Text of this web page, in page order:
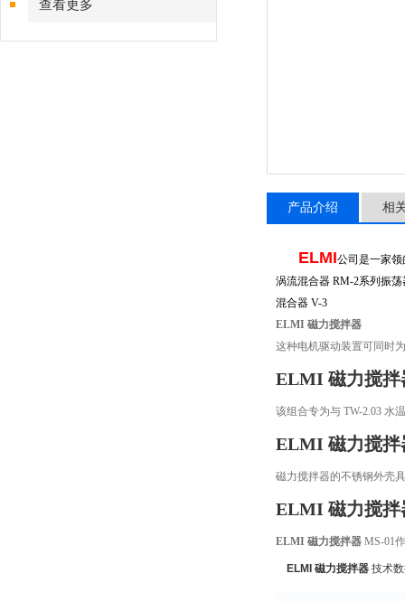
查看更多
产品介绍 相
ELMI公司是一家
涡流混合器 RM-2系列振
混合器 V-3
ELMI 磁力搅拌器
这种电机驱动装置可同时
ELMI 磁力搅拌
该组合专为与 TW-2.03 水
ELMI 磁力搅拌
磁力搅拌器的不锈钢外壳
ELMI 磁力搅拌
ELMI 磁力搅拌器 MS-01
ELMI 磁力搅拌器 技术